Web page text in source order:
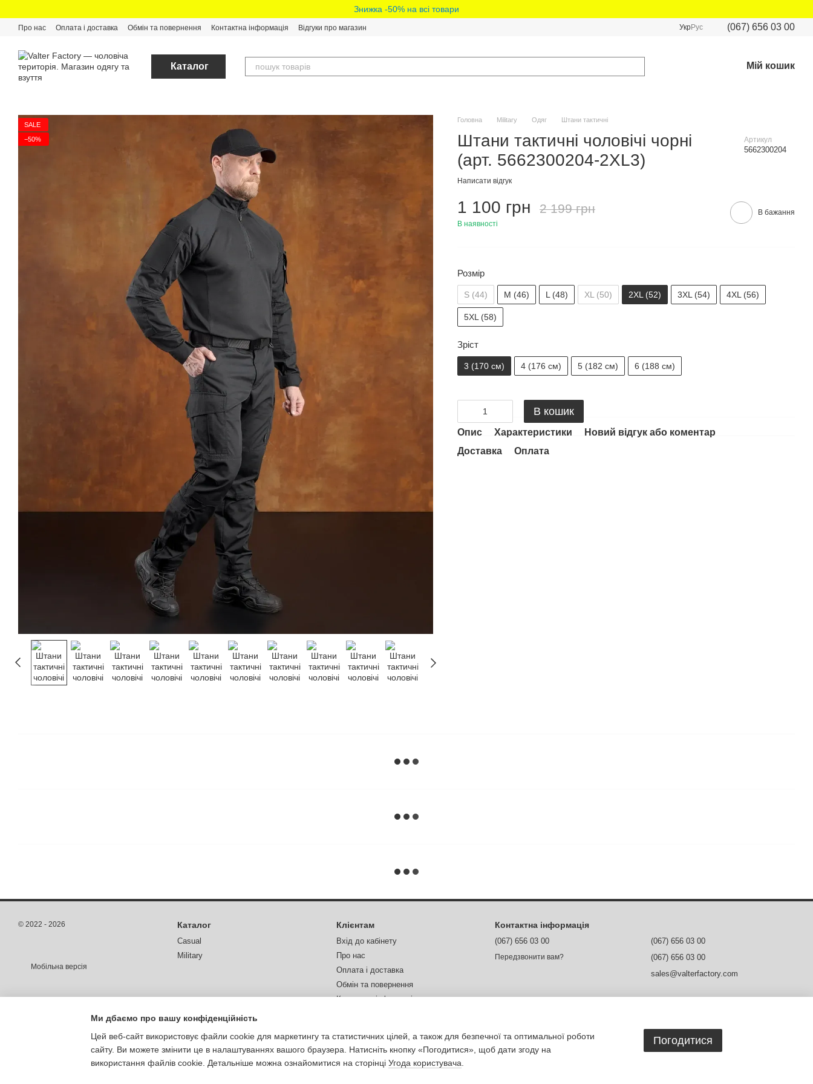
Знижка -50% на всі товари
Про нас Оплата і доставка Обмін та повернення Контактна інформація Відгуки про магазин УкрРус (067) 656 03 00
Каталог Мій кошик
SALE
−50%
Головна Military Одяг Штани тактичні
Штани тактичні чоловічі чорні
(арт. 5662300204-2XL3)
Артикул
5662300204
Написати відгук
1 100 грн 2 199 грн
В наявності
В бажання
Розмір
S (44) M (46) L (48) XL (50) 2XL (52) 3XL (54) 4XL (56)
5XL (58)
Зріст
3 (170 см) 4 (176 см) 5 (182 см) 6 (188 см)
В кошик
Опис Характеристики
Новий відгук або коментар
Доставка
Оплата
© 2022 - 2026
Мобільна версія
Каталог
Casual
Military
Клієнтам
Вхід до кабінету
Про нас
Оплата і доставка
Обмін та повернення
Контактна інформація
Контактна інформація
(067) 656 03 00
Передзвонити вам?
(067) 656 03 00
(067) 656 03 00
sales@valterfactory.com
Ми дбаємо про вашу конфіденційність
Цей веб-сайт використовує файли cookie для маркетингу та статистичних цілей, а також для безпечної та оптимальної роботи
сайту. Ви можете змінити це в налаштуваннях вашого браузера. Натисніть кнопку «Погодитися», щоб дати згоду на
використання файлів cookie. Детальніше можна ознайомитися на сторінці Угода користувача
Погодитися